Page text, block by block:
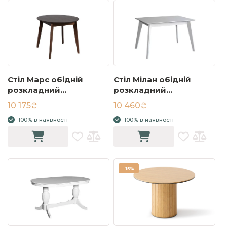
Стіл Марс обідній
розкладний
900/1200x900x750
10 175₴
100% в наявності
Стіл Мілан обідній
розкладний
1100/1400x700x750
10 460₴
100% в наявності
-15%